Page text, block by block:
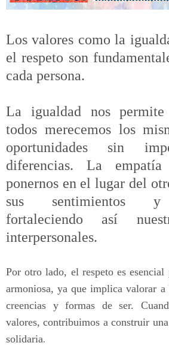
Los valores como la
el respeto son
cada persona.
La igualdad nos permite
todos merecemos los
oportunidades sin
diferencias. La
ponernos en el lugar del
sus sentimientos y
fortaleciendo así
interpersonales.
Por otro lado, el respeto es esencial
armoniosa, ya que implica valorar a
creencias y formas de ser.
valores, contribuimos a construir
solidaria.